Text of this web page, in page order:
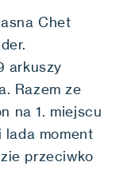
Chet
arkuszy
Razem ze
na 1. miejscu
moment
przeciwko